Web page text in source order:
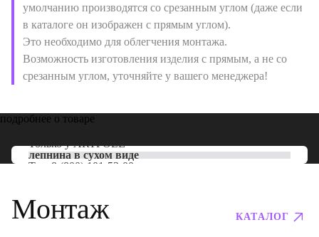
умолчанию производятся со срезанным углом (даже если
в каталоге он изображен с прямым углом).
Это необходимо для облегчения монтажа.
Возможность изготовления изделия с прямым, а не со
срезанным углом, уточняйте у вашего менеджера!
подробнее о товаре
Только уARTPOLE
лепнина в сухом виде
Тел: 8 (800) 101-53-00
Монтаж КАТАЛОГ